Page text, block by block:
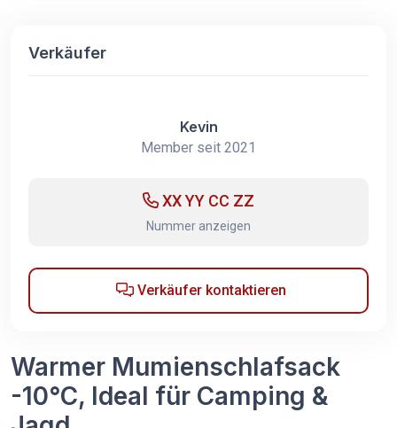
Verkäufer
Kevin
Member seit 2021
XX YY CC ZZ
Nummer anzeigen
Verkäufer kontaktieren
Warmer Mumienschlafsack
-10°C, Ideal für Camping &